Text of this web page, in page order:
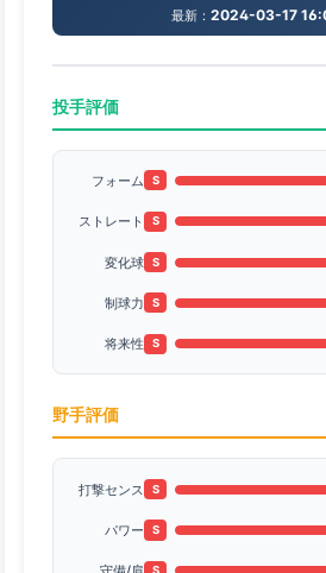
最新： 2024-03-17
投手評価
フォーム S
ストレート S
変化球 S
制球力 S
将来性 S
野手評価
打撃センス S
パワー S